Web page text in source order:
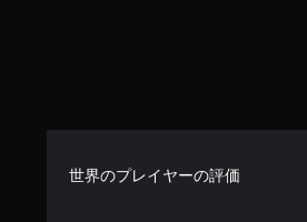
世界のプレイヤーの評価